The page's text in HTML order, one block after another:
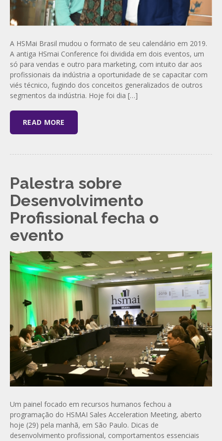
A HSMai Brasil mudou o formato de seu calendário em 2019.
A antiga HSmai Conference foi dividida em dois eventos, um
só para vendas e outro para marketing, com intuito dar aos
profissionais da indústria a oportunidade de se capacitar com
viés técnico, fugindo dos conceitos generalizados de outros
segmentos da indústria. Hoje foi dia […]
READ MORE
Palestra sobre
Desenvolvimento
Profissional fecha o
evento
Um painel focado em recursos humanos fechou a
programação do HSMAI Sales Acceleration Meeting, aberto
hoje (29) pela manhã, em São Paulo. Dicas de
desenvolvimento profissional, comportamentos essenciais